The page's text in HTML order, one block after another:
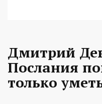
Дмитрий
Послания
только